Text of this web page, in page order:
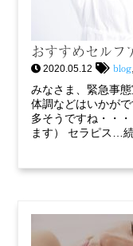
おすすめセルフ
2020.05.12 blog
みなさま、緊急事
体調などはいかが
多そうですね・・
ます） セラピス…